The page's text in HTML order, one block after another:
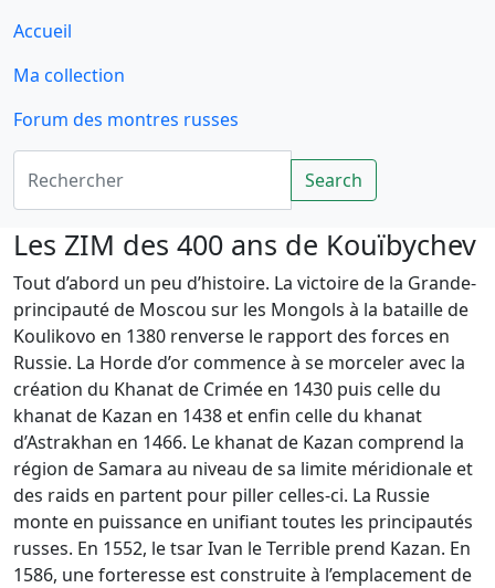
Accueil
Ma collection
Forum des montres russes
Rechercher
Search
Les ZIM des 400 ans de Kouïbychev
Tout d’abord un peu d’histoire. La victoire de la Grande-
principauté de Moscou sur les Mongols à la bataille de
Koulikovo en 1380 renverse le rapport des forces en
Russie. La Horde d’or commence à se morceler avec la
création du Khanat de Crimée en 1430 puis celle du
khanat de Kazan en 1438 et enfin celle du khanat
d’Astrakhan en 1466. Le khanat de Kazan comprend la
région de Samara au niveau de sa limite méridionale et
des raids en partent pour piller celles-ci. La Russie
monte en puissance en unifiant toutes les principautés
russes. En 1552, le tsar Ivan le Terrible prend Kazan. En
1586, une forteresse est construite à l’emplacement de